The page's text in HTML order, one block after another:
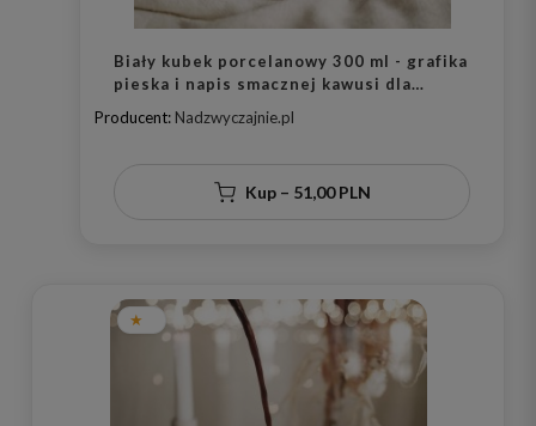
Biały kubek porcelanowy 300 ml - grafika
pieska i napis smacznej kawusi dla
miłośnika psów na urodziny
Producent: Nadzwyczajnie.pl
Kup – 51,00 PLN